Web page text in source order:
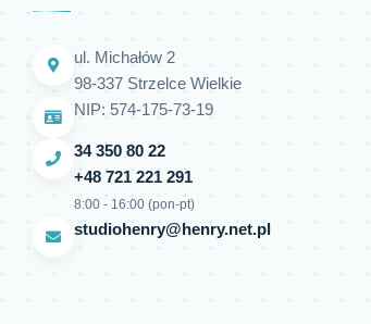
ul. Michałów 2
98-337 Strzelce Wielkie
NIP: 574-175-73-19
34 350 80 22
+48 721 221 291
8:00 - 16:00 (pon-pt)
studiohenry@henry.net.pl